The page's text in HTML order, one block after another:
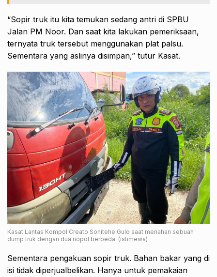
“Sopir truk itu kita temukan sedang antri di SPBU
Jalan PM Noor. Dan saat kita lakukan pemeriksaan,
ternyata truk tersebut menggunakan plat palsu.
Sementara yang aslinya disimpan,” tutur Kasat.
Kasat Lantas Kompol Creato Sonitehe Gulo saat menahan sebuah
dump truk dengan dua nopol berbeda. (istimewa)
Sementara pengakuan sopir truk. Bahan bakar yang di
isi tidak diperjualbelikan. Hanya untuk pemakaian